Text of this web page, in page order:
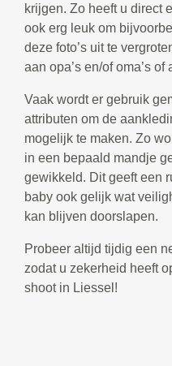
krijgen. Zo heeft u direct
ook erg leuk om
deze foto’s uit te
aan opa’s en/of oma’s
Vaak wordt er gebruik
attributen om de
mogelijk te maken. Zo
in een bepaald mandje
gewikkeld. Dit geeft een
baby ook gelijk wat
kan blijven doorslapen.
Probeer altijd tijdig een
zodat u zekerheid heeft
shoot in Liessel!